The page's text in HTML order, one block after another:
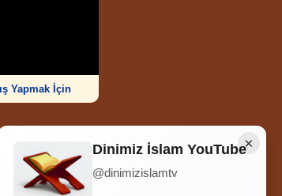
Yapmak İçin
Ziyaretçi Sayısı
252.005.393
×
Dinimiz İslam YouTube
@dinimizislamtv